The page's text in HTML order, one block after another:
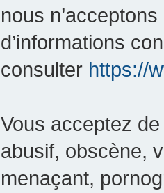
nous
d’informations
consulter https://
Vous acceptez
abusif, obscène,
menaçant,